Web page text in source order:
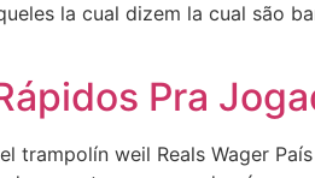
la cual dizem la cual são
Pra
trampolín weil Reals Wager